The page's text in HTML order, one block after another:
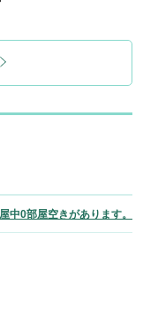
中0部屋空きがあります。